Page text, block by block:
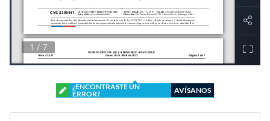
¿ENCONTRASTE UN
ERROR?
AVÍSANOS